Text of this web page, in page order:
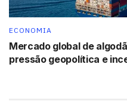
ECONOMIA
Mercado global de
pressão geopolítica e